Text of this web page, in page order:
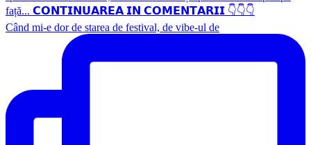
Când mi-e dor de starea de festival, de vibe-ul de